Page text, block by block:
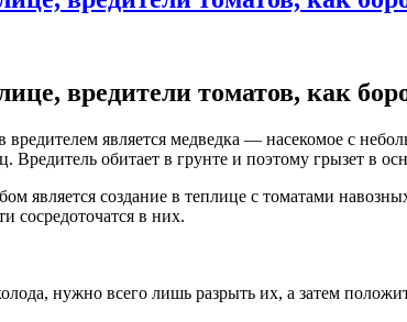
вредители томатов, как
является медведка — насекомое с
Вредитель обитает в грунте и поэтому грызет в
является создание в теплице с томатами
сосредоточатся в них.
нужно всего лишь разрыть их, а затем